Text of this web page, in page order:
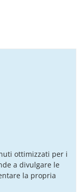
ottimizzati per i
a divulgare le
la propria